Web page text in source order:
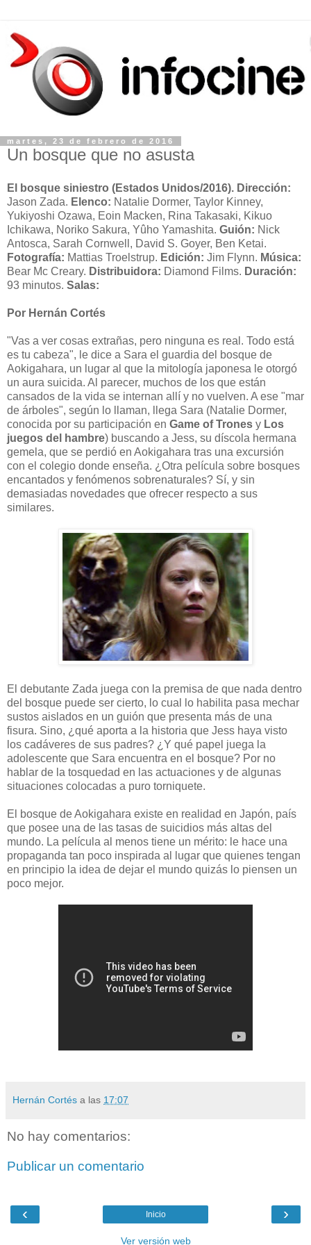
martes, 23 de febrero de 2016
Un bosque que no asusta
El bosque siniestro (Estados Unidos/2016). Dirección:
Jason Zada. Elenco: Natalie Dormer, Taylor Kinney,
Yukiyoshi Ozawa, Eoin Macken, Rina Takasaki, Kikuo
Ichikawa, Noriko Sakura, Yûho Yamashita. Guión: Nick
Antosca, Sarah Cornwell, David S. Goyer, Ben Ketai.
Fotografía: Mattias Troelstrup. Edición: Jim Flynn. Música:
Bear Mc Creary. Distribuidora: Diamond Films. Duración:
93 minutos. Salas:
Por Hernán Cortés
"Vas a ver cosas extrañas, pero ninguna es real. Todo está
es tu cabeza", le dice a Sara el guardia del bosque de
Aokigahara, un lugar al que la mitología japonesa le otorgó
un aura suicida. Al parecer, muchos de los que están
cansados de la vida se internan allí y no vuelven. A ese "mar
de árboles", según lo llaman, llega Sara (Natalie Dormer,
conocida por su participación en Game of Trones y Los
juegos del hambre) buscando a Jess, su díscola hermana
gemela, que se perdió en Aokigahara tras una excursión
con el colegio donde enseña. ¿Otra película sobre bosques
encantados y fenómenos sobrenaturales? Sí, y sin
demasiadas novedades que ofrecer respecto a sus
similares.
El debutante Zada juega con la premisa de que nada dentro
del bosque puede ser cierto, lo cual lo habilita pasa mechar
sustos aislados en un guión que presenta más de una
fisura. Sino, ¿qué aporta a la historia que Jess haya visto
los cadáveres de sus padres? ¿Y qué papel juega la
adolescente que Sara encuentra en el bosque? Por no
hablar de la tosquedad en las actuaciones y de algunas
situaciones colocadas a puro torniquete.
El bosque de Aokigahara existe en realidad en Japón, país
que posee una de las tasas de suicidios más altas del
mundo. La película al menos tiene un mérito: le hace una
propaganda tan poco inspirada al lugar que quienes tengan
en principio la idea de dejar el mundo quizás lo piensen un
poco mejor.
Hernán Cortés a las 17:07
No hay comentarios:
Publicar un comentario
‹ ›
Inicio
Ver versión web